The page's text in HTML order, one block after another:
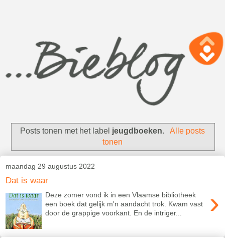
Posts tonen met het label jeugdboeken.
Alle posts
tonen
maandag 29 augustus 2022
Dat is waar
›
Deze zomer vond ik in een Vlaamse bibliotheek
een boek dat gelijk m'n aandacht trok. Kwam vast
door de grappige voorkant. En de intriger...